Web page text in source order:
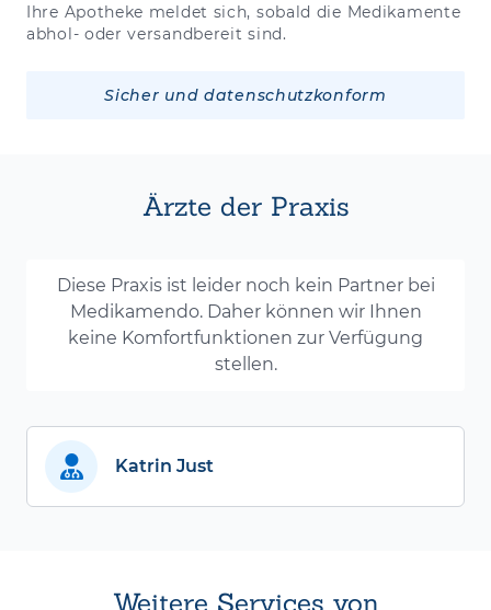
Ihre Apotheke meldet sich, sobald die Medikamente
abhol- oder versandbereit sind.
Sicher und datenschutzkonform
Ärzte der Praxis
Diese Praxis ist leider noch kein Partner bei
Medikamendo. Daher können wir Ihnen
keine Komfortfunktionen zur Verfügung
stellen.
Katrin Just
Weitere Services von